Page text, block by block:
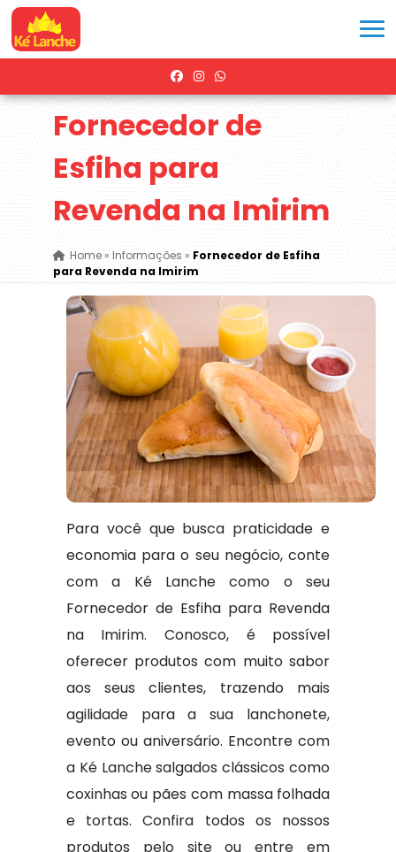
Fornecedor de
Esfiha para
Revenda na Imirim
Home» Informações » Fornecedor de Esfiha
para Revenda na Imirim
Para você que busca praticidade e
economia para o seu negócio, conte
com a Ké Lanche como o seu
Fornecedor de Esfiha para Revenda
na Imirim. Conosco, é possível
oferecer produtos com muito sabor
aos seus clientes, trazendo mais
agilidade para a sua lanchonete,
evento ou aniversário. Encontre com
a Ké Lanche salgados clássicos como
coxinhas ou pães com massa folhada
e tortas. Confira todos os nossos
produtos pelo site ou entre em